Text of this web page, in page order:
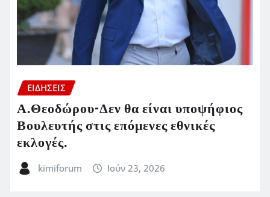
ΕΙΔΗΣΕΙΣ
Α.Θεοδώρου-Δεν θα είναι υποψήφιος
Βουλευτής στις επόμενες εθνικές
εκλογές.
kimiforum Ιούν 23, 2026